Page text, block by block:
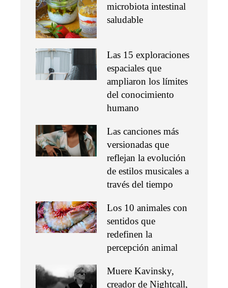
microbiota intestinal
saludable
Las 15 exploraciones
espaciales que
ampliaron los límites
del conocimiento
humano
Las canciones más
versionadas que
reflejan la evolución
de estilos musicales a
través del tiempo
Los 10 animales con
sentidos que
redefinen la
percepción animal
Muere Kavinsky,
creador de Nightcall,